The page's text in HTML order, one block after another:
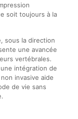
soit toujours à la
sous la direction
une avancée
vertébrales.
intégration de
invasive aide
de vie sans